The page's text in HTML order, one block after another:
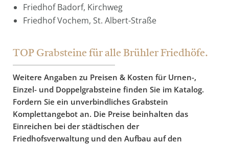
Friedhof Badorf, Kirchweg
Friedhof Vochem, St. Albert-Straße
TOP Grabsteine für alle Brühler Friedhöfe.
Weitere Angaben zu Preisen & Kosten für Urnen-,
Einzel- und Doppelgrabsteine finden Sie im Katalog.
Fordern Sie ein unverbindliches Grabstein
Komplettangebot an. Die Preise beinhalten das
Einreichen bei der städtischen der
Friedhofsverwaltung und den Aufbau auf den